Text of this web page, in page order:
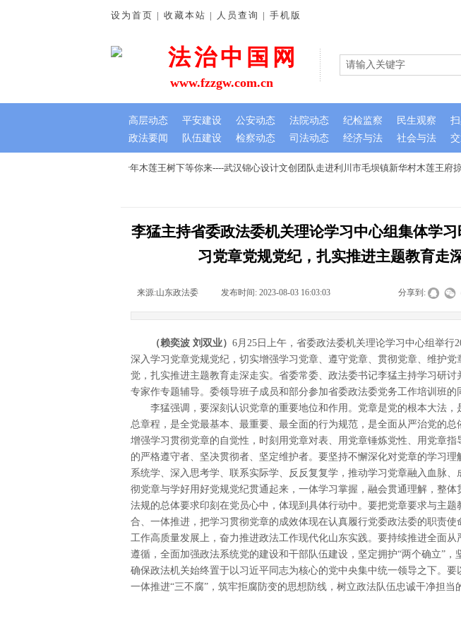
七夕文创节，我在千年木莲王树下等你来----武汉锦心设计文创团队走进利川市毛坝镇新华村木莲王府掠
法治中国网
政法要闻 队伍建设 检察动态 司法动态 经济与法 社会与法
设为首页 | 收藏本站 | 人员查询 | 手机版
www.fzzgw.com.cn
高层动态 平安建设 公安动态 法院动态 纪检监察 民生观察
李猛主持省委政法委机关理论学习中心组集体学
习党章党规党纪，扎实推进主题教育走
来源:山东政法委 发布时间: 2023-08-03 16:03:03 分享到:
（赖奕波 刘双业） 6月25日上午，省委政法委机关理论学习中心组举行
深入学习党章党规党纪，切实增强学习党章、遵守党章、贯彻党章、维护党
觉，扎实推进主题教育走深走实。省委常委、政法委书记李猛主持学习研讨
专家作专题辅导。委领导班子成员和部分参加省委政法委党务工作培训班的
李猛强调，要深刻认识党章的重要地位和作用。党章是党的根本大法，
总章程，是全党最基本、最重要、最全面的行为规范，是全面从严治党的总
增强学习贯彻党章的自觉性，时刻用党章对表、用党章锤炼党性、用党章指
的严格遵守者、坚决贯彻者、坚定维护者。要坚持不懈深化对党章的学习理
系统学、深入思考学、联系实际学、反反复复学，推动学习党章融入血脉、
彻党章与学好用好党规党纪贯通起来，一体学习掌握，融会贯通理解，整体
法规的总体要求印刻在党员心中，体现到具体行动中。要把党章要求与主题
合、一体推进，把学习贯彻党章的成效体现在认真履行党委政法委的职责使
工作高质量发展上，奋力推进政法工作现代化山东实践。要持续推进全面从
遵循，全面加强政法系统党的建设和干部队伍建设，坚定拥护“两个确立”，
确保政法机关始终置于以习近平同志为核心的党中央集中统一领导之下。要
一体推进“三不腐”，筑牢拒腐防变的思想防线，树立政法队伍忠诚干净担当